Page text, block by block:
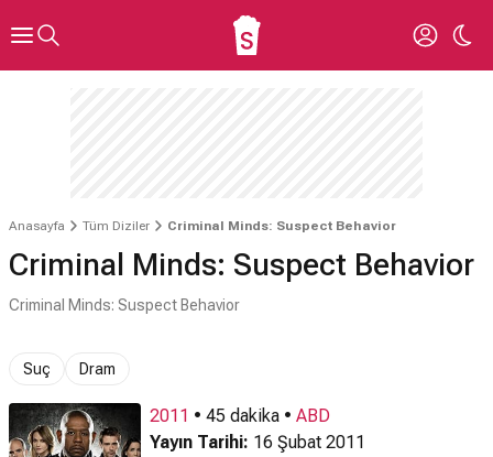
Anasayfa Tüm Diziler Criminal Minds: Suspect Behavior
Criminal Minds: Suspect Behavior
Criminal Minds: Suspect Behavior
Suç Dram
2011 • 45 dakika • ABD
Yayın Tarihi: 16 Şubat 2011